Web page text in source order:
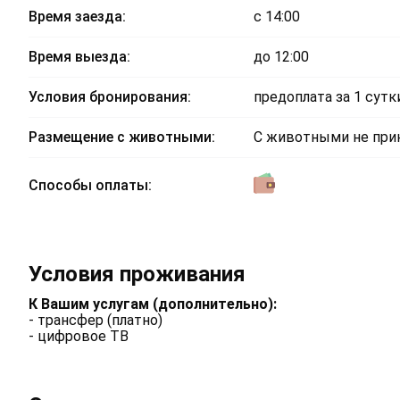
Время заезда: с 14:00
Время выезда: до 12:00
Условия бронирования: предоплата за 1
Размещение с животными: С животными не
Способы оплаты:
Условия проживания
К Вашим услугам (дополнительно):
- трансфер (платно)
- цифровое ТВ